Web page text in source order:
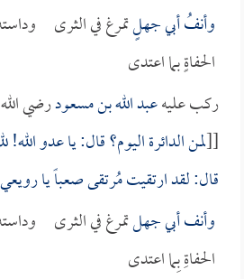
وأنفُأبي جهلتمرغ في الثرى
الحفاةٍ بما اعتدى
ركب عليهعبد الله بن مسعودرضي
[[لمن الدائرة اليوم؟ قال: يا عدو
قال: لقد ارتقيت مُرتقى صعباً يا
وأنفأبي جهلتمرغ في الثرى
الحفاةِ بِما اعتدى